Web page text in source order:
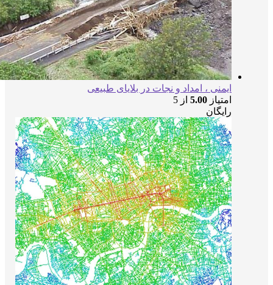
ایمنی ، امداد و نجات در بلایای طبیعی
5.00از 5